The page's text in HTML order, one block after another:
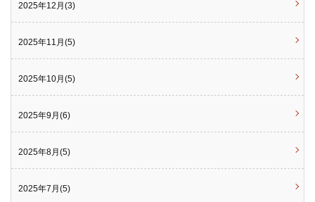
2025年12月(3)
2025年11月(5)
2025年10月(5)
2025年9月(6)
2025年8月(5)
2025年7月(5)